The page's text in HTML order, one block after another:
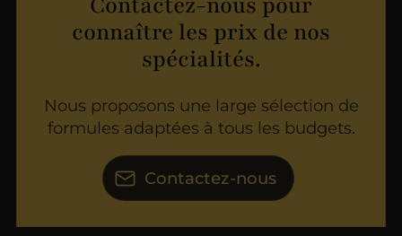
connaître les prix de nos
spécialités.
Nous proposons une large sélection de
formules adaptées à tous les budgets.
Contactez-nous